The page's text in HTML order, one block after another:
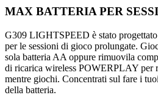
MAX BATTERIA PER
G309 LIGHTSPEED è stato
per le sessioni di gioco prolungate.
sola batteria AA oppure rimuovila
di ricarica wireless POWERPLAY per
mentre giochi. Concentrati sul fare i
della batteria.